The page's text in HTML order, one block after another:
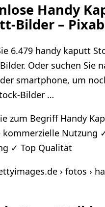
Handy
Bilder –
6.479 handy kaputt
Oder suchen Sie
smartphone, um
Bilder …
zum Begriff Handy
kommerzielle Nutzung
✓ Top Qualität
› fotos ›